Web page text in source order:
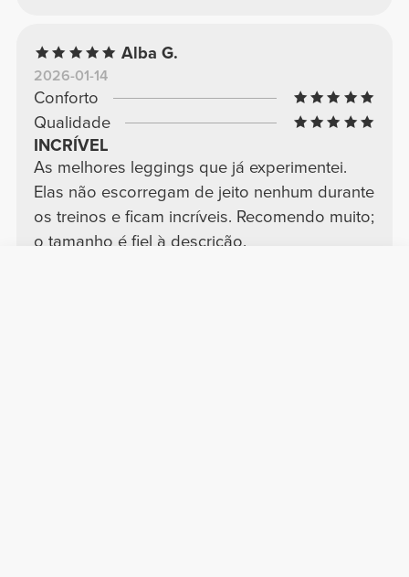
Alba G.
2026-01-14
Conforto
Qualidade
INCRÍVEL
As melhores leggings que já experimentei.
Elas não escorregam de jeito nenhum durante
os treinos e ficam incríveis. Recomendo muito;
o tamanho é fiel à descrição.